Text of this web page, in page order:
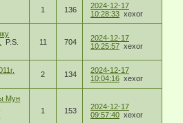
1 136
2024-12-17
10:28:33 xexor
P.S.
11 704
2024-12-17
10:25:57 xexor
2 134
2024-12-17
10:04:16 xexor
Мун
1 153
2024-12-17
09:57:40 xexor